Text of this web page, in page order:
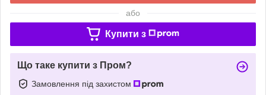
або
Купити з
Що таке купити з Пром?
Замовлення під захистом